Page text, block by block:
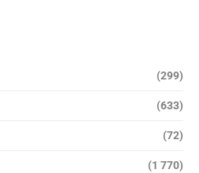
(299)
(633)
(72)
(1 770)